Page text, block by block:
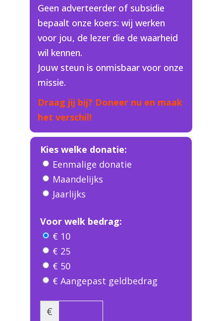
Geen adverteerder of subsidie
bepaalt onze koers: wij werken
voor jou, de lezer die de waarheid
wil kennen.
Jouw steun is onmisbaar voor onze
missie.
Draag jij bij? Doneer nu en maak
het verschil!
Kies welke donatie:
Eenmalige donatie
Maandelijks
Jaarlijks
Voor welk bedrag:
€ 10
€ 25
€ 50
€ Aangepast geldbedrag
€